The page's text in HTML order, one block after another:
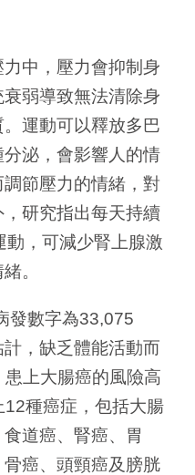
中，壓力會抑制身
弱導致無法清除身
運動可以釋放多巴
泌，會影響人的情
節壓力的情緒，對
研究指出每天持續
，可減少腎上腺激
。
發數字為33,075
，缺乏體能活動而
上大腸癌的風險高
種癌症，包括大腸
道癌、腎癌、胃
癌、頭頸癌及膀胱